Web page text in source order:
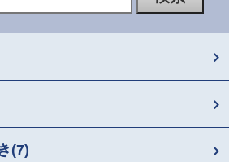
(7)